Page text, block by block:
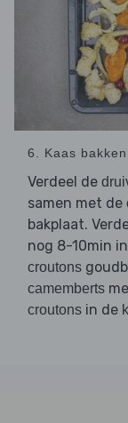
6. Kaas bakken
Verdeel de
samen met de
bakplaat.
nog 8-10min
croutons
camemberts
croutons in de